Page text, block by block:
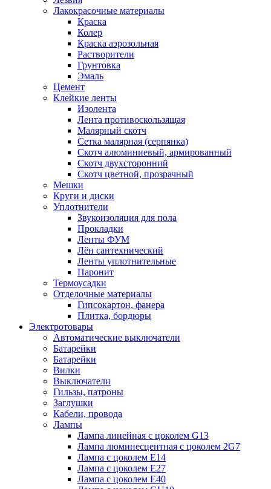
Лакокрасочные материалы
Краска
Колер
Краска аэрозольная
Растворители
Грунтовка
Эмаль
Цемент
Клейкие ленты
Изолента
Лента противоскользящая
Малярный скотч
Сетка малярная (серпянка)
Скотч алюминиевый, армированный
Скотч двухсторонний
Скотч цветной, прозрачный
Мешки
Круги и диски
Уплотнители
Звукоизоляция для пола
Прокладки
Ленты ФУМ
Лён сантехнический
Ленты уплотнительные
Паронит
Термоусадки
Отделочные материалы
Гипсокартон, фанера
Плитка, бордюры
Электротовары
Автоматические выключатели
Батарейки
Батарейки
Вилки
Выключатели
Гильзы, патроны
Заглушки
Кабели, провода
Лампы
Лампа линейная с цоколем G13
Лампа люминесцентная с цоколем 2G7
Лампа с цоколем E14
Лампа с цоколем E27
Лампа с цоколем E40